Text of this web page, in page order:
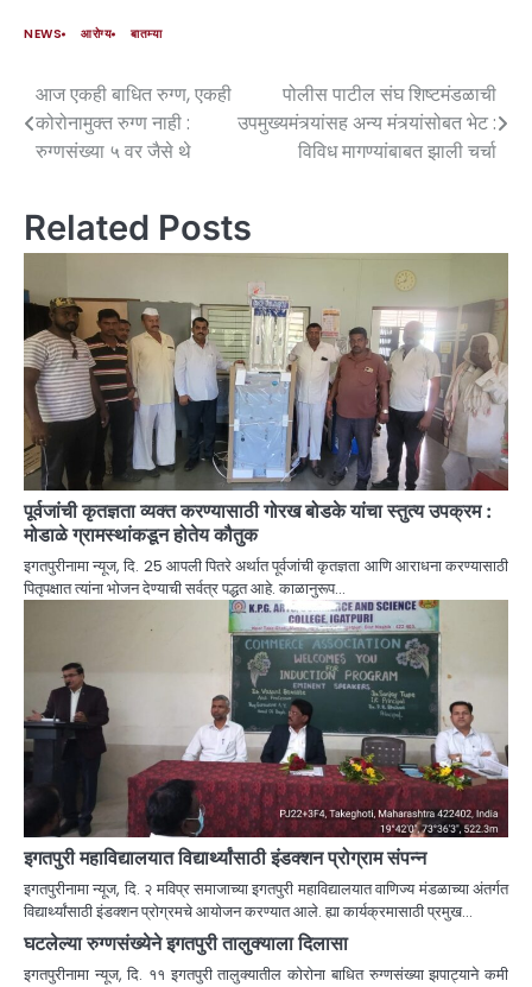
NEWS आरोग्य बातम्या
आज एकही बाधित रुग्ण, एकही
कोरोनामुक्त रुग्ण नाही :
रुग्णसंख्या ५ वर जैसे थे
पोलीस पाटील संघ शिष्टमंडळाची
उपमुख्यमंत्र्यांसह अन्य मंत्र्यांसोबत भेट :
विविध मागण्यांबाबत झाली चर्चा
Related Posts
पूर्वजांची कृतज्ञता व्यक्त करण्यासाठी गोरख बोडके यांचा स्तुत्य उपक्रम :
मोडाळे ग्रामस्थांकडून होतेय कौतुक
इगतपुरीनामा न्यूज, दि. 25 आपली पितरे अर्थात पूर्वजांची कृतज्ञता आणि आराधना करण्यासाठी
पितृपक्षात त्यांना भोजन देण्याची सर्वत्र पद्धत आहे. काळानुरूप…
इगतपुरी महाविद्यालयात विद्यार्थ्यांसाठी इंडक्शन प्रोग्राम संपन्न
इगतपुरीनामा न्यूज, दि. २ मविप्र समाजाच्या इगतपुरी महाविद्यालयात वाणिज्य मंडळाच्या अंतर्गत
विद्यार्थ्यांसाठी इंडक्शन प्रोग्रमचे आयोजन करण्यात आले. ह्या कार्यक्रमासाठी प्रमुख…
घटलेल्या रुग्णसंख्येने इगतपुरी तालुक्याला दिलासा
इगतपुरीनामा न्यूज, दि. ११ इगतपुरी तालुक्यातील कोरोना बाधित रुग्णसंख्या झपाट्याने कमी